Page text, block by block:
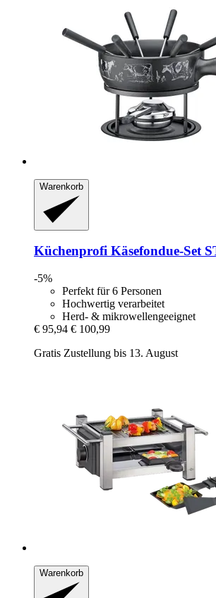
Warenkorb
Küchenprofi Käsefondue-​Set
-5%
Perfekt für 6 Personen
Hochwertig verarbeitet
Herd- & mikrowellengeeignet
€ 95,94 € 100,99
Gratis Zustellung bis 13. August
Warenkorb